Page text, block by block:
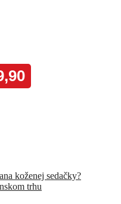
koženej sedačky?
trhu